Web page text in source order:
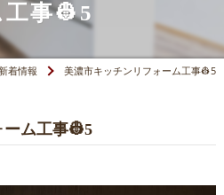
事👷5
着情報 美濃市キッチンリフォーム工事👷5
ム工事👷5